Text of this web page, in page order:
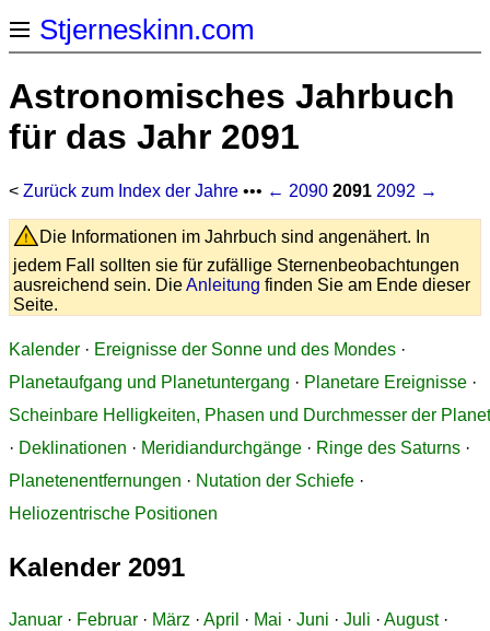
Stjerneskinn.com
Astronomisches Jahrbuch
für das Jahr 2091
< Zurück zum Index der Jahre ••• ← 2090 2091 2092 →
Die Informationen im Jahrbuch sind angenähert. In
jedem Fall sollten sie für zufällige Sternenbeobachtungen
ausreichend sein. DieAnleitung finden Sie am Ende dieser
Seite.
Kalender · Ereignisse der Sonne und des Mondes ·
Planetaufgang und Planetuntergang · Planetare Ereignisse ·
Scheinbare Helligkeiten, Phasen und Durchmesser der
· Deklinationen · Meridiandurchgänge · Ringe des Saturns ·
Planetenentfernungen · Nutation der Schiefe ·
Heliozentrische Positionen
Kalender 2091
Januar · Februar · März · April · Mai · Juni · Juli · August·